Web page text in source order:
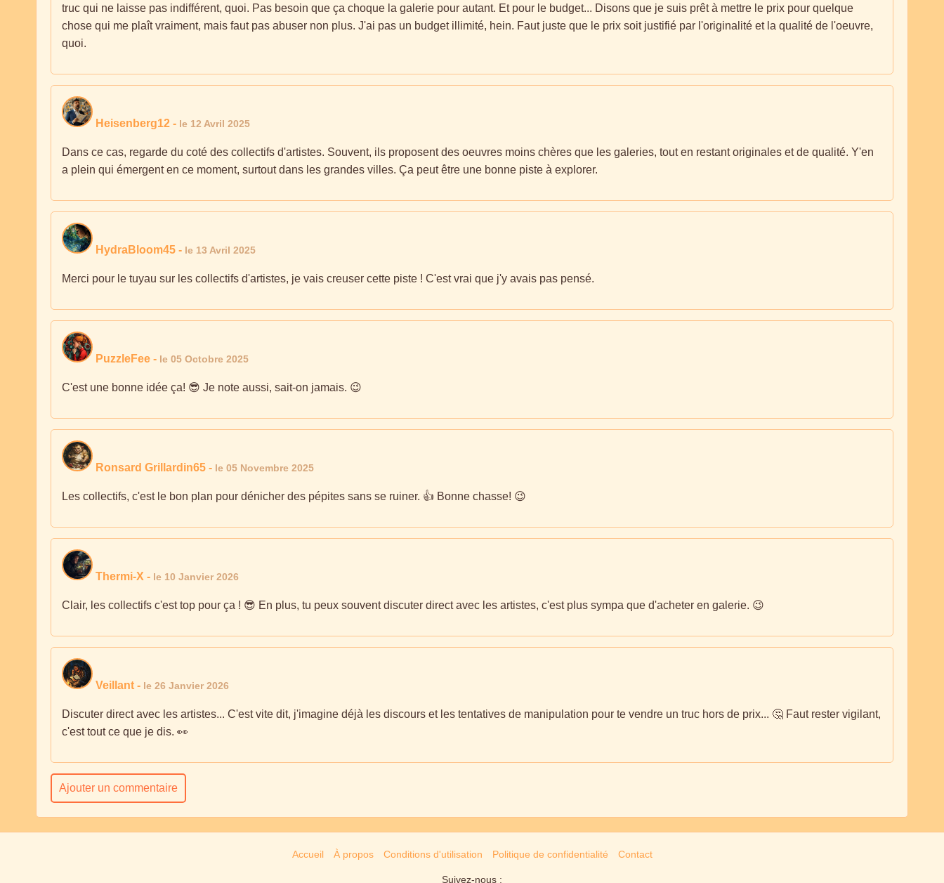
truc qui ne laisse pas indifférent, quoi. Pas besoin que ça choque la galerie pour autant. Et pour le budget... Disons que je suis prêt à mettre le prix pour quelque
chose qui me plaît vraiment, mais faut pas abuser non plus. J'ai pas un budget illimité, hein. Faut juste que le prix soit justifié par l'originalité et la qualité de l'oeuvre,
quoi.
Heisenberg12 - le 12 Avril 2025
Dans ce cas, regarde du coté des collectifs d'artistes. Souvent, ils proposent des oeuvres moins chères que les galeries, tout en restant originales et de qualité. Y'en
a plein qui émergent en ce moment, surtout dans les grandes villes. Ça peut être une bonne piste à explorer.
HydraBloom45 - le 13 Avril 2025
Merci pour le tuyau sur les collectifs d'artistes, je vais creuser cette piste ! C'est vrai que j'y avais pas pensé.
PuzzleFee - le 05 Octobre 2025
C'est une bonne idée ça! 😎 Je note aussi, sait-on jamais. 😉
Ronsard Grillardin65 - le 05 Novembre 2025
Les collectifs, c'est le bon plan pour dénicher des pépites sans se ruiner. 👍 Bonne chasse! 😉
Thermi-X - le 10 Janvier 2026
Clair, les collectifs c'est top pour ça ! 😎 En plus, tu peux souvent discuter direct avec les artistes, c'est plus sympa que d'acheter en galerie. 😉
Veillant - le 26 Janvier 2026
Discuter direct avec les artistes... C'est vite dit, j'imagine déjà les discours et les tentatives de manipulation pour te vendre un truc hors de prix... 🤔 Faut rester vigilant,
c'est tout ce que je dis. 👀
Ajouter un commentaire
Accueil À propos Conditions d'utilisation Politique de confidentialité Contact
Suivez-nous :